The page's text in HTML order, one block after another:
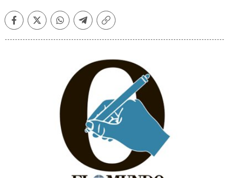
FacebookTwitterWhatsappTelegramCopiar